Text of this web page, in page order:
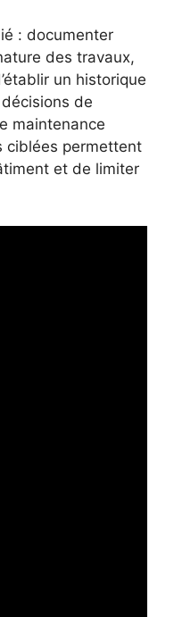
: documenter
des travaux,
un historique
de
maintenance
ciblées permettent
et de limiter